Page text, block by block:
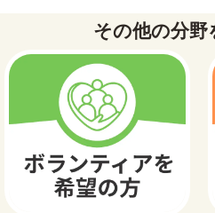
その他の分野